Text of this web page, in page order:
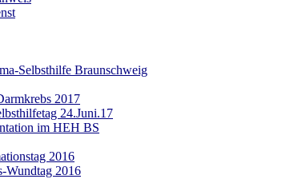
Selbsthilfe Braunschweig
2017
24.Juni.17
im HEH BS
2016
Wundtag 2016